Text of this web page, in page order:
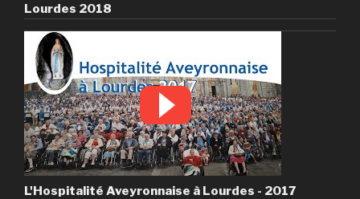
Lourdes 2018
L'Hospitalité Aveyronnaise à Lourdes - 2017